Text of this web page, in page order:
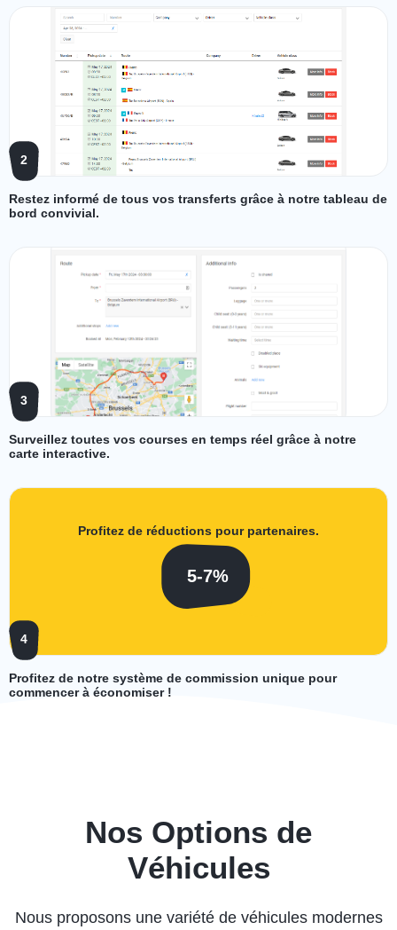
2
Restez informé de tous vos transferts grâce à notre tableau de
bord convivial.
3
Surveillez toutes vos courses en temps réel grâce à notre
carte interactive.
Profitez de réductions pour partenaires.
5-7%
4
Profitez de notre système de commission unique pour
commencer à économiser !
Nos Options de
Véhicules
Nous proposons une variété de véhicules modernes